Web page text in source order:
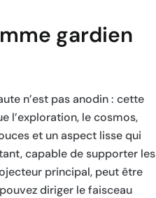
gardien
n’est pas anodin : cette
l’exploration, le cosmos,
et un aspect lisse qui
capable de supporter les
principal, peut être
diriger le faisceau